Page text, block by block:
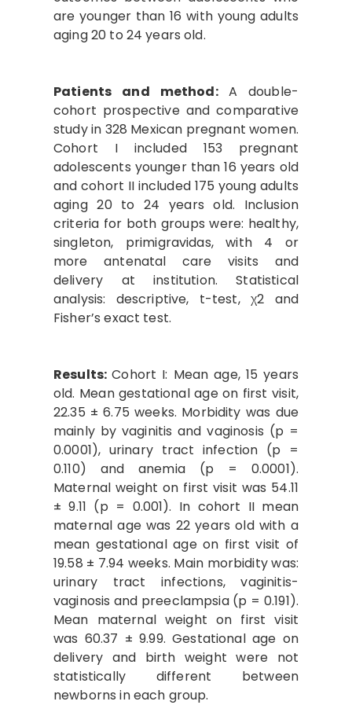
are younger than 16 with young adults
aging 20 to 24 years old.
Patients and method: A double-
cohort prospective and comparative
study in 328 Mexican pregnant women.
Cohort I included 153 pregnant
adolescents younger than 16 years old
and cohort II included 175 young adults
aging 20 to 24 years old. Inclusion
criteria for both groups were: healthy,
singleton, primigravidas, with 4 or
more antenatal care visits and
delivery at institution. Statistical
analysis: descriptive, t-test, χ2 and
Fisher’s exact test.
Results:Cohort I: Mean age, 15 years
old. Mean gestational age on first visit,
22.35 ± 6.75 weeks. Morbidity was due
mainly by vaginitis and vaginosis (p =
0.0001), urinary tract infection (p =
0.110) and anemia (p = 0.0001).
Maternal weight on first visit was 54.11
± 9.11 (p = 0.001). In cohort II mean
maternal age was 22 years old with a
mean gestational age on first visit of
19.58 ± 7.94 weeks. Main morbidity was:
urinary tract infections, vaginitis-
vaginosis and preeclampsia (p = 0.191).
Mean maternal weight on first visit
was 60.37 ± 9.99. Gestational age on
delivery and birth weight were not
statistically different between
newborns in each group.